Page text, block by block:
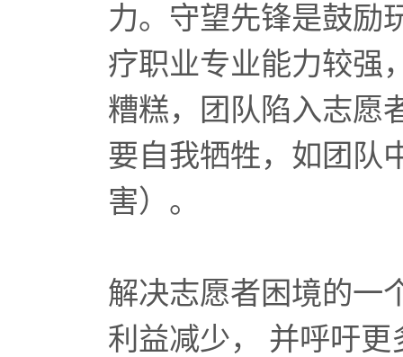
力。守望先锋是鼓励
疗职业专业能力较强
糟糕，团队陷入志愿
要自我牺牲，如团队
害）。
解决志愿者困境的一
利益减少， 并呼吁